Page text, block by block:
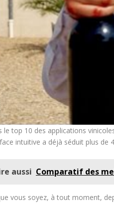
le top 10 des applications
intuitive a déjà séduit plus de
aussi Comparatif des
vous soyez, à tout moment,